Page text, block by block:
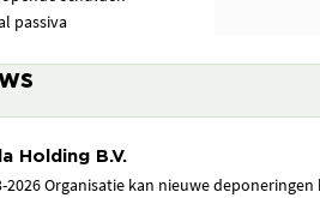
passiva
Holding B.V.
2026 Organisatie kan nieuwe